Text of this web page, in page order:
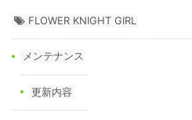
FLOWER KNIGHT GIRL
メンテナンス
更新内容